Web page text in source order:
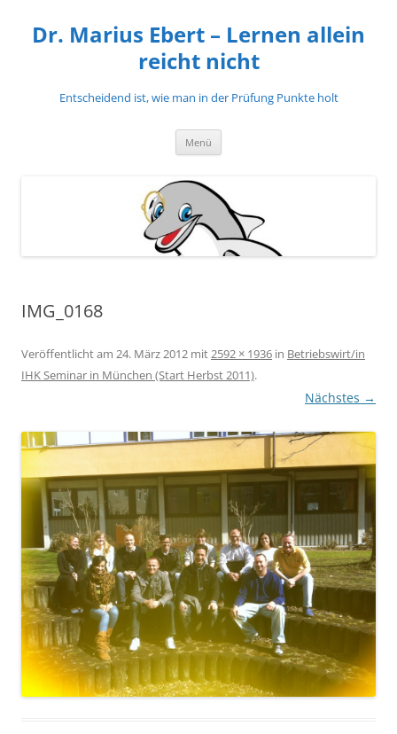
springen
Dr. Marius Ebert – Lernen allein
reicht nicht
Entscheidend ist, wie man in der Prüfung Punkte holt
Menü
IMG_0168
Veröffentlicht am 24. März 2012 mit2592 × 1936 in Betriebswirt/in
IHK Seminar in München (Start Herbst 2011).
Nächstes →